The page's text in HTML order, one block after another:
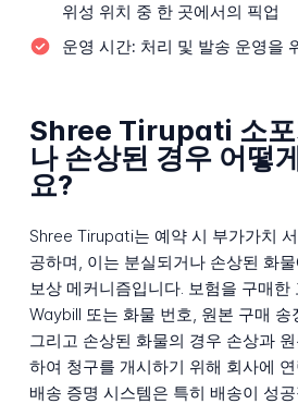
위성 위치 중 한 곳에서의 픽업
운영 시간: 처리 및 발송 운영을
Shree Tirupati 소포
나 손상된 경우 어떻
요?
Shree Tirupati는 예약 시 부가가치
공하며, 이는 분실되거나 손상된 화
보상 메커니즘입니다. 보험을 구매한
Waybill 또는 화물 번호, 원본 구매 송
그리고 손상된 화물의 경우 손상과
하여 청구를 개시하기 위해 회사에
배송 증명 시스템은 특히 배송이 성